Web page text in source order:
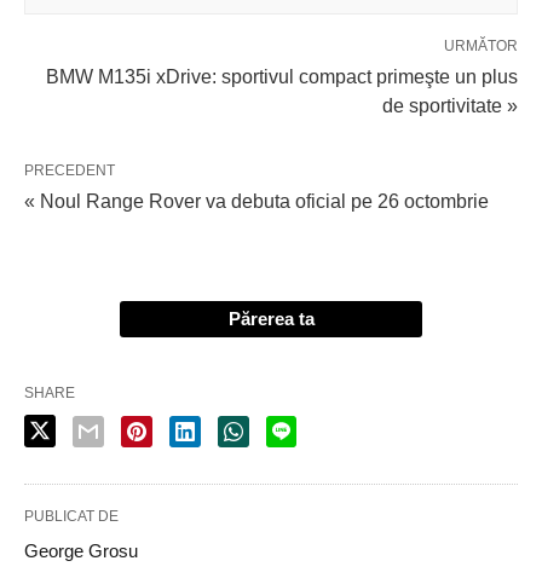
URMĂTOR
BMW M135i xDrive: sportivul compact primeşte un plus
de sportivitate »
PRECEDENT
« Noul Range Rover va debuta oficial pe 26 octombrie
Părerea ta
SHARE
PUBLICAT DE
George Grosu